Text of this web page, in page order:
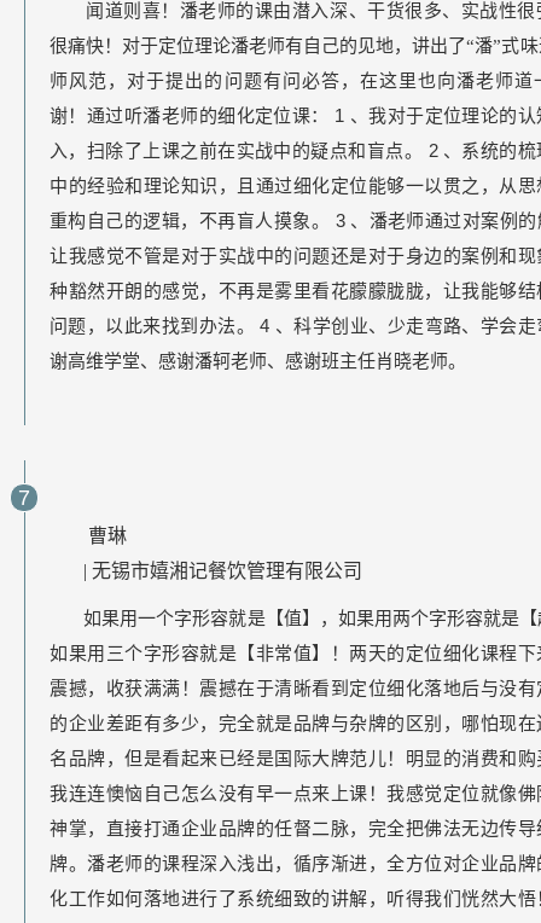
闻道则喜！潘老师的课由潜入深、干货很多、实战性很
很痛快！对于定位理论潘老师有自己的见地，讲出了“潘”式
师风范，对于提出的问题有问必答，在这里也向潘老师道
谢！通过听潘老师的细化定位课： 1 、我对于定位理论的
入，扫除了上课之前在实战中的疑点和盲点。 2 、系统的
中的经验和理论知识，且通过细化定位能够一以贯之，从思
重构自己的逻辑，不再盲人摸象。 3 、潘老师通过对案例的
让我感觉不管是对于实战中的问题还是对于身边的案例和现
种豁然开朗的感觉，不再是雾里看花朦朦胧胧，让我能够结
问题，以此来找到办法。4 、科学创业、少走弯路、学会走
谢高维学堂、感谢潘轲老师、感谢班主任肖晓老师。
7
| 无锡市嬉湘记餐饮管理有限公司
如果用一个字形容就是【值】，如果用两个字形容就是
如果用三个字形容就是【非常值】！两天的定位细化课程下
震撼，收获满满！震撼在于清晰看到定位细化落地后与没有
的企业差距有多少，完全就是品牌与杂牌的区别，哪怕现在
名品牌，但是看起来已经是国际大牌范儿！明显的消费和购
我连连懊恼自己怎么没有早一点来上课！我感觉定位就像佛
神掌，直接打通企业品牌的任督二脉，完全把佛法无边传导
牌。潘老师的课程深入浅出，循序渐进，全方位对企业品牌
化工作如何落地进行了系统细致的讲解，听得我们恍然大悟